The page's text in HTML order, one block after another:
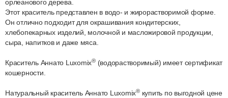
орлеанового дерева.
Этот краситель представлен в водо- и жирорастворимой форме.
Он отлично подходит для окрашивания кондитерских,
хлебопекарных изделий, молочной и масложировой продукции,
сыра, напитков и даже мяса.
Краситель Аннато Luxomiх®(водорастворимый) имеет сертификат
кошерности.
Натуральный краситель Аннато Luxomix®купить по выгодной цене